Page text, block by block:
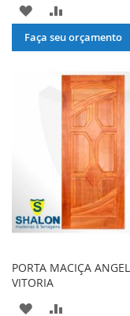
ADICIONAR
À
DESEJOS
PARA
Faça seu orçamento
PORTA MACIÇA
VITORIA
ADICIONAR